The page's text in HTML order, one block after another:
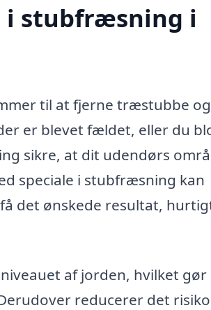
i stubfræsning i
til at fjerne træstubbe og
er blevet fældet, eller du
sikre, at dit udendørs
speciale i stubfræsning kan
det ønskede resultat,
af jorden, hvilket gør
reducerer det